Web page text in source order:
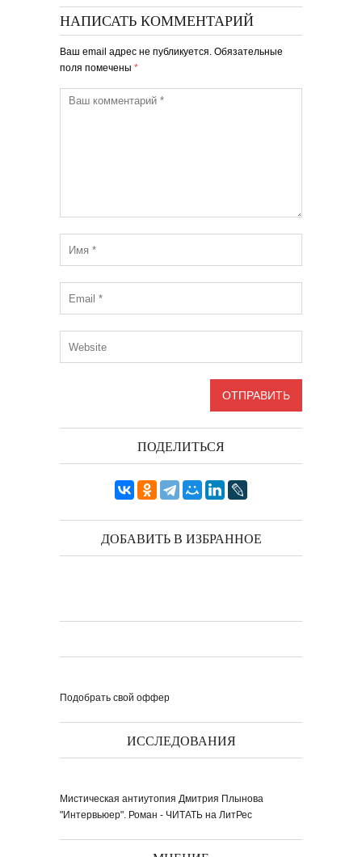
НАПИСАТЬ КОММЕНТАРИЙ
Ваш email адрес не публикуется. Обязательные
поля помечены *
ПОДЕЛИТЬСЯ
ДОБАВИТЬ В ИЗБРАННОЕ
Подобрать свой оффер
ИССЛЕДОВАНИЯ
Мистическая антиутопия Дмитрия Плынова
"Интервьюер". Роман - ЧИТАТЬ на ЛитРес